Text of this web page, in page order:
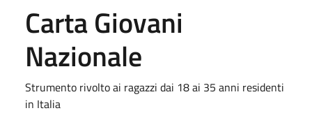
Carta Giovani
Nazionale
Strumento rivolto ai ragazzi dai 18 ai 35 anni residenti
in Italia